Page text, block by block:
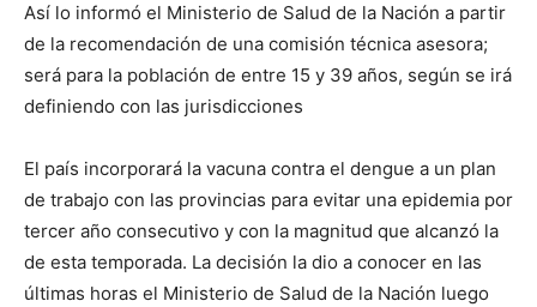
Así lo informó el Ministerio de Salud de la Nación a partir
de la recomendación de una comisión técnica asesora;
será para la población de entre 15 y 39 años, según se irá
definiendo con las jurisdicciones
El país incorporará la vacuna contra el dengue a un plan
de trabajo con las provincias para evitar una epidemia por
tercer año consecutivo y con la magnitud que alcanzó la
de esta temporada. La decisión la dio a conocer en las
últimas horas el Ministerio de Salud de la Nación luego